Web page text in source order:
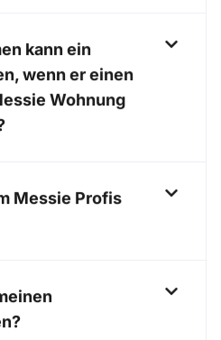
kann ein
wenn er einen
Wohnung
Messie Profis